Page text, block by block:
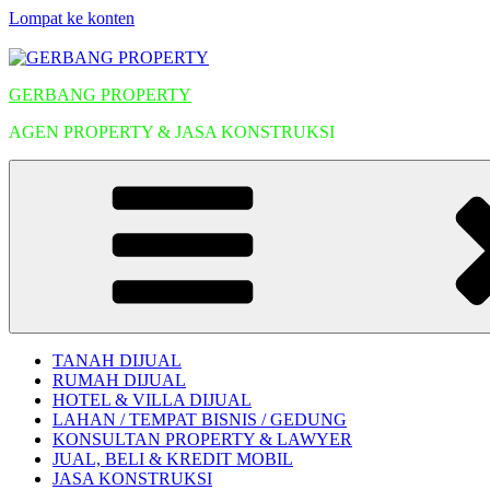
Lompat ke konten
GERBANG PROPERTY
AGEN PROPERTY & JASA KONSTRUKSI
TANAH DIJUAL
RUMAH DIJUAL
HOTEL & VILLA DIJUAL
LAHAN / TEMPAT BISNIS / GEDUNG
KONSULTAN PROPERTY & LAWYER
JUAL, BELI & KREDIT MOBIL
JASA KONSTRUKSI